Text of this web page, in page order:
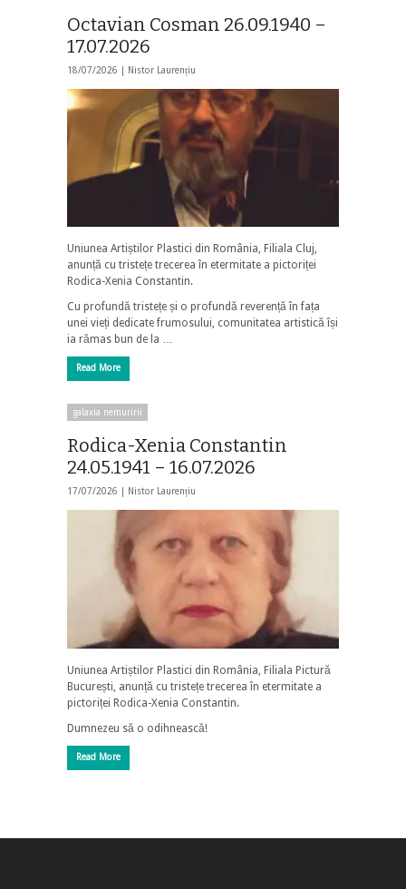
Octavian Cosman 26.09.1940 –
17.07.2026
18/07/2026 | Nistor Laurențiu
Uniunea Artiștilor Plastici din România, Filiala Cluj,
anunță cu tristețe trecerea în etermitate a pictoriței
Rodica-Xenia Constantin.
Cu profundă tristețe și o profundă reverență în fața
unei vieți dedicate frumosului, comunitatea artistică își
ia rămas bun de la …
Read More
galaxia nemuririi
Rodica-Xenia Constantin
24.05.1941 – 16.07.2026
17/07/2026 | Nistor Laurențiu
Uniunea Artiștilor Plastici din România, Filiala Pictură
București, anunță cu tristețe trecerea în etermitate a
pictoriței Rodica-Xenia Constantin.
Dumnezeu să o odihnească!
Read More